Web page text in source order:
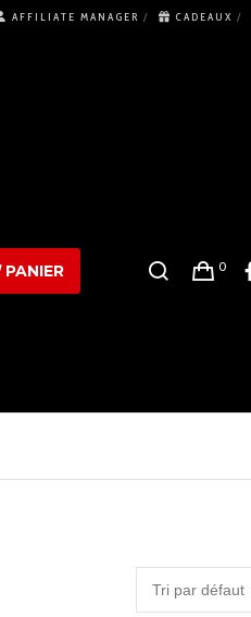
AFFILIATE MANAGER CADEAUX
0
PANIER